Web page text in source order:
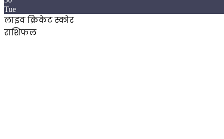
Tue
लाइव क्रिकेट स्कोर
राशिफल